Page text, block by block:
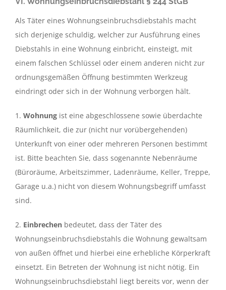
Als Täter eines Wohnungseinbruchsdiebstahls macht
sich derjenige schuldig, welcher zur Ausführung eines
Diebstahls in eine Wohnung einbricht, einsteigt, mit
einem falschen Schlüssel oder einem anderen nicht zur
ordnungsgemäßen Öffnung bestimmten Werkzeug
eindringt oder sich in der Wohnung verborgen hält.
1. Wohnung ist eine abgeschlossene sowie überdachte
Räumlichkeit, die zur (nicht nur vorübergehenden)
Unterkunft von einer oder mehreren Personen bestimmt
ist. Bitte beachten Sie, dass sogenannte Nebenräume
(Büroräume, Arbeitszimmer, Ladenräume, Keller, Treppe,
Garage u.a.) nicht von diesem Wohnungsbegriff umfasst
sind.
2. Einbrechen bedeutet, dass der Täter des
Wohnungseinbruchsdiebstahls die Wohnung gewaltsam
von außen öffnet und hierbei eine erhebliche Körperkraft
einsetzt. Ein Betreten der Wohnung ist nicht nötig. Ein
Wohnungseinbruchsdiebstahl liegt bereits vor, wenn der